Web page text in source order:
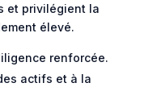
et privilégient la
élevé.
renforcée.
actifs et à la